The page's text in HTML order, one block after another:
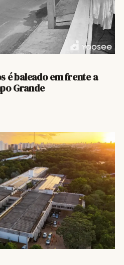
é baleado em frente a
Grande